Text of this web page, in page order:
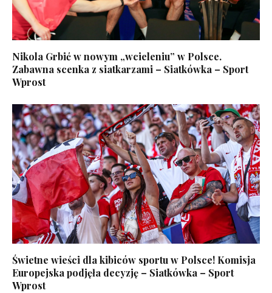
Nikola Grbić w nowym „wcieleniu” w Polsce.
Zabawna scenka z siatkarzami – Siatkówka – Sport
Wprost
Świetne wieści dla kibiców sportu w Polsce! Komisja
Europejska podjęła decyzję – Siatkówka – Sport
Wprost